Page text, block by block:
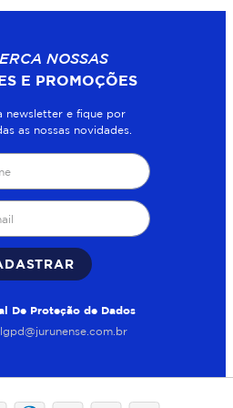
NOSSAS
E PROMOÇÕES
newsletter e fique por
as nossas novidades.
De Proteção de Dados